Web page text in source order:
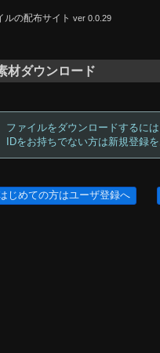
ルの配布サイト ver 0.0.29
材ダウンロード
ファイルをダウンロードするに
IDをお持ちでない方は新規登録
じめての方はユーザ登録へ